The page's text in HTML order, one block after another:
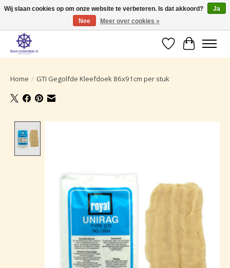
Ruime selectie producten voor uw boot onderhoud.
Verlanglijst
Home / GTI Gegolfde Kleefdoek 86x91cm per stuk
Wij slaan cookies op om onze website te verbeteren. Is dat akkoord?
Ja
Nee
Meer over cookies »